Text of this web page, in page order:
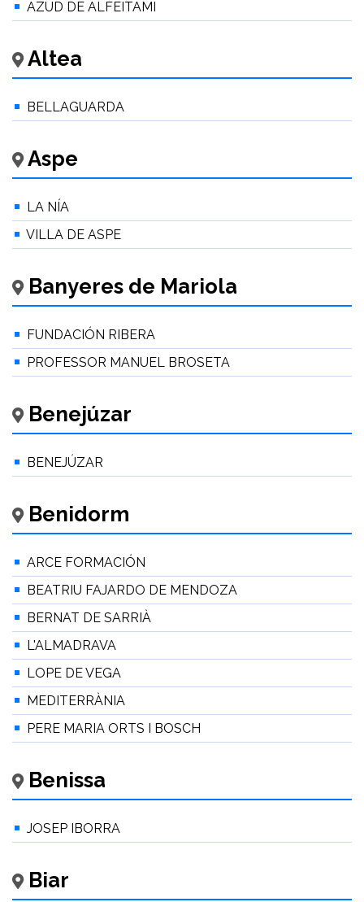
AZUD DE ALFEITAMI
Altea
BELLAGUARDA
Aspe
LA NÍA
VILLA DE ASPE
Banyeres de Mariola
FUNDACIÓN RIBERA
PROFESSOR MANUEL BROSETA
Benejúzar
BENEJÚZAR
Benidorm
ARCE FORMACIÓN
BEATRIU FAJARDO DE MENDOZA
BERNAT DE SARRIÀ
L'ALMADRAVA
LOPE DE VEGA
MEDITERRÀNIA
PERE MARIA ORTS I BOSCH
Benissa
JOSEP IBORRA
Biar